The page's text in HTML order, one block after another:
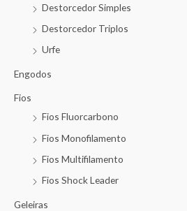
Destorcedor Simples
Destorcedor Triplos
Urfe
Engodos
Fios
Fios Fluorcarbono
Fios Monofilamento
Fios Multifilamento
Fios Shock Leader
Geleiras